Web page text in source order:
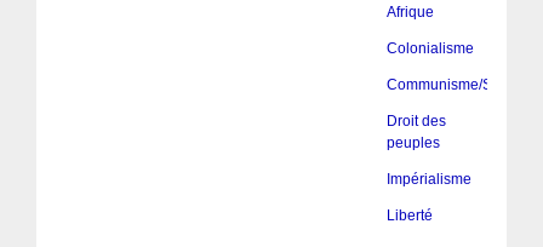
Afrique
Colonialisme
Communisme/
Droit des
peuples
Impérialisme
Liberté